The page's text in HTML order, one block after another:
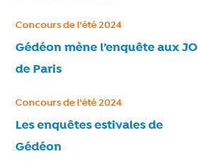
Gédéon mène l’enquête aux JO
de Paris
Catégorie :
Concours de l'été 2024
Les enquêtes estivales de
Gédéon
Catégorie :
Concours de l'été 2024